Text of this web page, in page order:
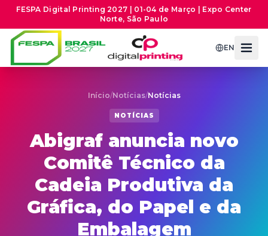
FESPA Digital Printing 2027 | 01-04 de Março | Expo Center
Norte, São Paulo
EN
Início/Notícias/Notícias
NOTÍCIAS
Abigraf anuncia novo
Comitê Técnico da
Cadeia Produtiva da
Gráfica, do Papel e da
Embalagem